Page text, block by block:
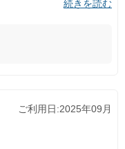
続きを読む
ご利用日:2025年09月